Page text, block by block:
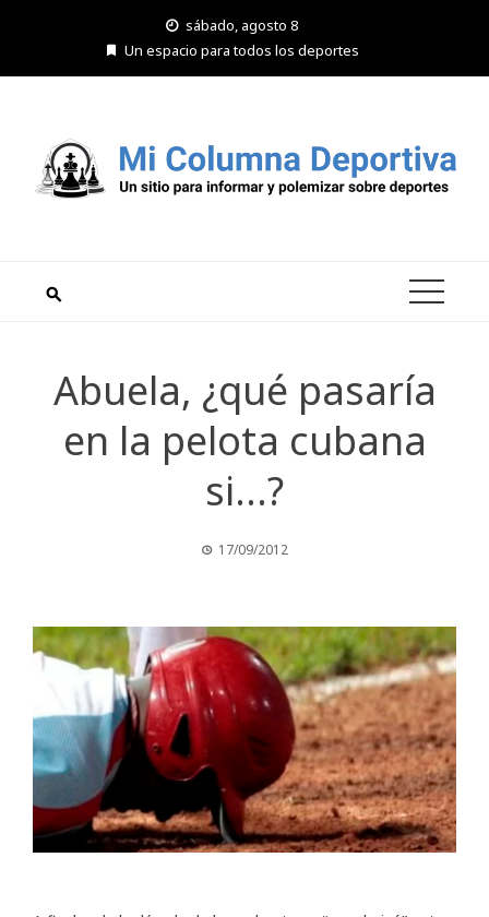
sábado, agosto 8
Un espacio para todos los deportes
Abuela, ¿qué pasaría
en la pelota cubana
si…?
17/09/2012